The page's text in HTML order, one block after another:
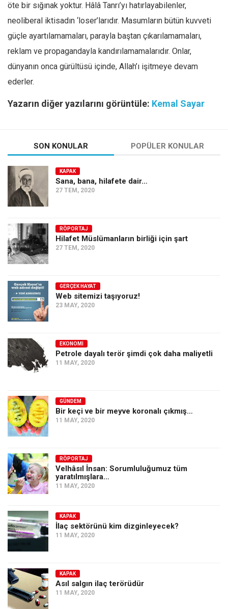
öte bir sığınak yoktur. Hâlâ Tanrı’yı hatırlayabilenler,
neoliberal iktisadın ‘loser’larıdır. Masumların bütün kuvveti
güçle ayartılamamaları, parayla baştan çıkarılamamaları,
reklam ve propagandayla kandırılamamalarıdır. Onlar,
dünyanın onca gürültüsü içinde, Allah’ı işitmeye devam
ederler.
Yazarın diğer yazılarını görüntüle: Kemal Sayar
SON KONULAR POPÜLER KONULAR
KAPAK
Sana, bana, hilafete dair…
27 TEM, 2020
RÖPORTAJ
Hilafet Müslümanların birliği için şart
27 TEM, 2020
GERÇEK HAYAT
Web sitemizi taşıyoruz!
23 MAY, 2020
EKONOMI
Petrole dayalı terör şimdi çok daha maliyetli
11 MAY, 2020
GÜNDEM
Bir keçi ve bir meyve koronalı çıkmış…
11 MAY, 2020
RÖPORTAJ
Velhâsıl İnsan: Sorumluluğumuz tüm
yaratılmışlara…
11 MAY, 2020
KAPAK
İlaç sektörünü kim dizginleyecek?
11 MAY, 2020
KAPAK
Asıl salgın ilaç terörüdür
11 MAY, 2020